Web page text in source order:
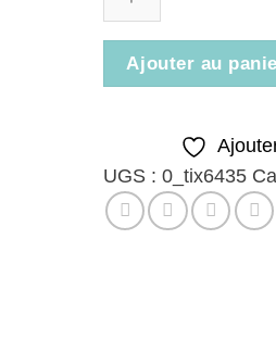
Yoga
15062026
Ajouter au
UGS : 0_tix6435